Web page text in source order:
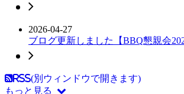
2026-04-27
ブログ更新しました【BBQ懇親会
RSS(別ウィンドウで開きます)
もっと見る